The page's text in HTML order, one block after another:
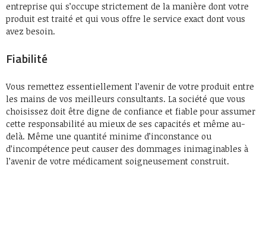
entreprise qui s’occupe strictement de la manière dont votre
produit est traité et qui vous offre le service exact dont vous
avez besoin.
Fiabilité
Vous remettez essentiellement l’avenir de votre produit entre
les mains de vos meilleurs consultants. La société que vous
choisissez doit être digne de confiance et fiable pour assumer
cette responsabilité au mieux de ses capacités et même au-
delà. Même une quantité minime d’inconstance ou
d’incompétence peut causer des dommages inimaginables à
l’avenir de votre médicament soigneusement construit.